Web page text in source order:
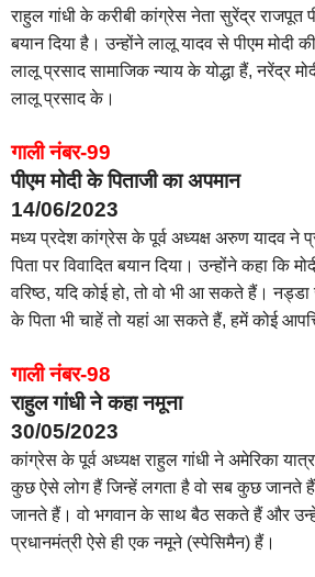
राहुल गांधी के करीबी कांग्रेस नेता सुरेंद्र राजपूत
बयान दिया है। उन्होंने लालू यादव से पीएम मोदी
लालू प्रसाद सामाजिक न्याय के योद्धा हैं, नरेंद्र
लालू प्रसाद के।
गाली नंबर-99
पीएम मोदी के पिताजी का अपमान
14/06/2023
मध्य प्रदेश कांग्रेस के पूर्व अध्यक्ष अरुण यादव ने
पिता पर विवादित बयान दिया। उन्होंने कहा
वरिष्ठ, यदि कोई हो, तो वो भी आ सकते हैं।
के पिता भी चाहें तो यहां आ सकते हैं, हमें कोई
गाली नंबर-98
राहुल गांधी ने कहा नमूना
30/05/2023
कांग्रेस के पूर्व अध्यक्ष राहुल गांधी ने अमेरिका
कुछ ऐसे लोग हैं जिन्हें लगता है वो सब कुछ जानते
जानते हैं। वो भगवान के साथ बैठ सकते हैं और
प्रधानमंत्री ऐसे ही एक नमूने (स्पेसिमैन) हैं।